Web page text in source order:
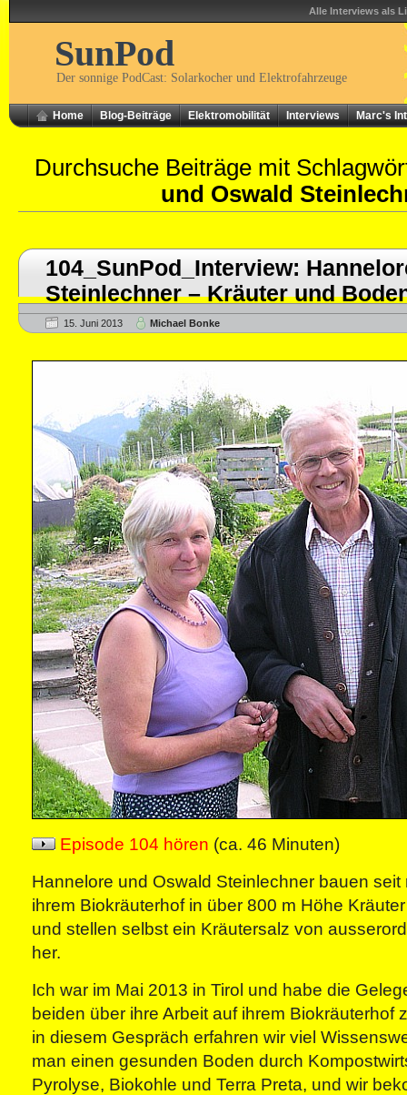
Alle Interviews als
SunPod
Der sonnige PodCast: Solarkocher und Elektrofahrzeuge
Home Blog-Beiträge Elektromobilität Interviews Marc's
Durchsuche Beiträge mit
und Oswald
104_SunPod_Interview:
Steinlechner – Kräuter und
15. Juni 2013 Michael Bonke
Episode 104 hören (ca. 46 Minuten)
Hannelore und Oswald Steinlechner bauen
ihrem Biokräuterhof in über 800 m Höhe
und stellen selbst ein Kräutersalz von
her.
Ich war im Mai 2013 in Tirol und habe die
beiden über ihre Arbeit auf ihrem Biokräuterhof
in diesem Gespräch erfahren wir viel
man einen gesunden Boden durch
Pyrolyse, Biokohle und Terra Preta, und wir